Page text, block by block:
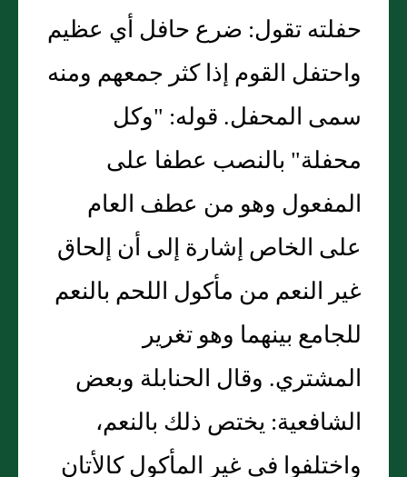
حفلته تقول: ضرع حافل أي عظيم
واحتفل القوم إذا كثر جمعهم ومنه
سمى المحفل. قوله: "وكل
محفلة" بالنصب عطفا على
المفعول وهو من عطف العام
على الخاص إشارة إلى أن إلحاق
غير النعم من مأكول اللحم بالنعم
للجامع بينهما وهو تغرير
المشتري. وقال الحنابلة وبعض
الشافعية: يختص ذلك بالنعم،
واختلفوا في غير المأكول كالأتان